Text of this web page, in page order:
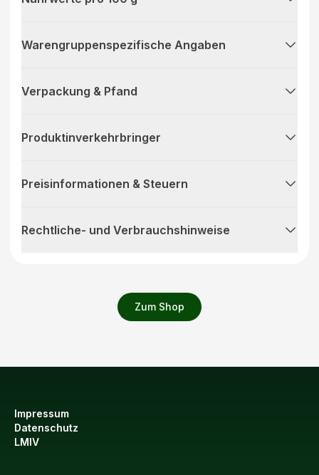
Zum Shop
Warengruppenspezifische Angaben
Verpackung & Pfand
Produktinverkehrbringer
Preisinformationen & Steuern
Rechtliche- und Verbrauchshinweise
Impressum
Datenschutz
LMIV